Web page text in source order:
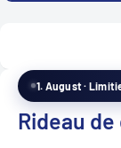
1. August ·
Rideau